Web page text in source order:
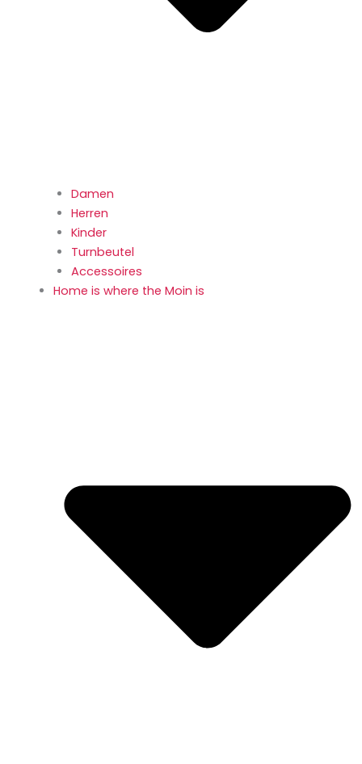
Damen
Herren
Kinder
Turnbeutel
Accessoires
Home is where the Moin is